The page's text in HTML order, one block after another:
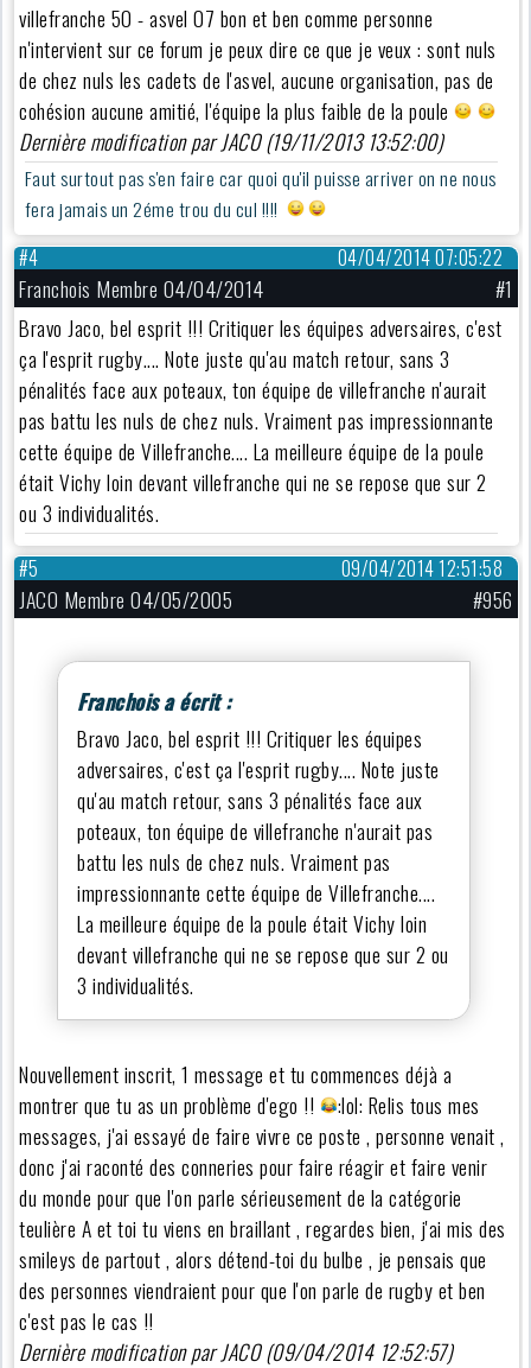
villefranche 50 - asvel 07 bon et ben comme personne
n'intervient sur ce forum je peux dire ce que je veux : sont nuls
de chez nuls les cadets de l'asvel, aucune organisation, pas de
cohésion aucune amitié, l'équipe la plus faible de la poule
Dernière modification par JACO (19/11/2013 13:52:00)
Faut surtout pas s'en faire car quoi qu'il puisse arriver on ne nous
fera jamais un 2éme trou du cul !!!!
04/04/2014 07:05:22
#4
Franchois Membre 04/04/2014
#1
Bravo Jaco, bel esprit !!! Critiquer les équipes adversaires, c'est
ça l'esprit rugby.... Note juste qu'au match retour, sans 3
pénalités face aux poteaux, ton équipe de villefranche n'aurait
pas battu les nuls de chez nuls. Vraiment pas impressionnante
cette équipe de Villefranche.... La meilleure équipe de la poule
était Vichy loin devant villefranche qui ne se repose que sur 2
ou 3 individualités.
09/04/2014 12:51:58
#5
JACO Membre 04/05/2005 #956
Franchois a écrit :
Bravo Jaco, bel esprit !!! Critiquer les équipes
adversaires, c'est ça l'esprit rugby.... Note juste
qu'au match retour, sans 3 pénalités face aux
poteaux, ton équipe de villefranche n'aurait pas
battu les nuls de chez nuls. Vraiment pas
impressionnante cette équipe de Villefranche....
La meilleure équipe de la poule était Vichy loin
devant villefranche qui ne se repose que sur 2 ou
3 individualités.
Nouvellement inscrit, 1 message et tu commences déjà a
montrer que tu as un problème d'ego !!
:lol: Relis tous mes
messages, j'ai essayé de faire vivre ce poste , personne venait ,
donc j'ai raconté des conneries pour faire réagir et faire venir
du monde pour que l'on parle sérieusement de la catégorie
teulière A et toi tu viens en braillant , regardes bien, j'ai mis des
smileys de partout , alors détend-toi du bulbe , je pensais que
des personnes viendraient pour que l'on parle de rugby et ben
c'est pas le cas !!
Dernière modification par JACO (09/04/2014 12:52:57)